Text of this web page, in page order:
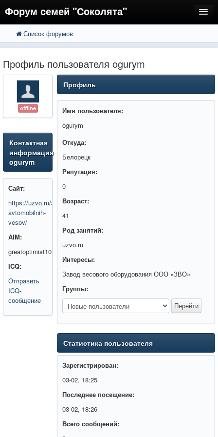
Форум семей "Соколята"
FAQ
Регистрация
Вход
Список форумов
Профиль пользователя ogurym
offline
Контактная
информация
ogurym
Сайт:
https://uzvo.ru/articles/vibor-
avtomobilnih-
vesov/
AIM:
greatoptimist10
ICQ:
Отправить
ICQ-
сообщение
Профиль
Имя пользователя:
ogurym
Откуда:
Белорецк
Репутация:
0
Возраст:
41
Род занятий:
uzvo.ru
Интересы:
Завод весового оборудования ООО «ЗВО»
Группы:
Статистика пользователя
Зарегистрирован:
03-02, 18:25
Последнее посещение:
03-02, 18:26
Всего сообщений: